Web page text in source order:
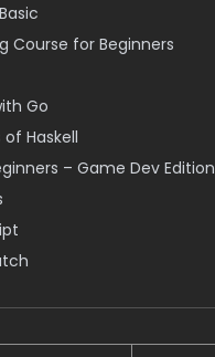
Course for Beginners
Go
Haskell
– Game Dev Edition